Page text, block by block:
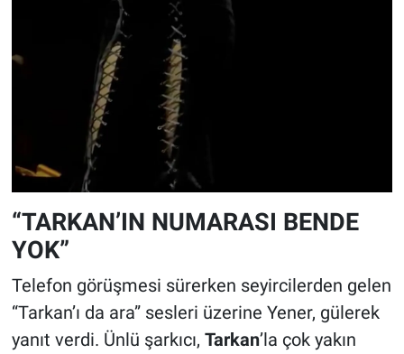
“TARKAN’IN NUMARASI BENDE
YOK”
Telefon görüşmesi sürerken seyircilerden gelen
“Tarkan’ı da ara” sesleri üzerine Yener, gülerek
yanıt verdi. Ünlü şarkıcı, Tarkan’la çok yakın